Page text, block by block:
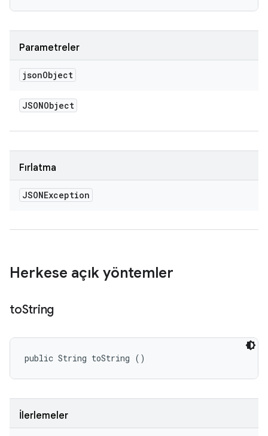
Parametreler
jsonObject
JSONObject
Fırlatma
JSONException
Herkese açık yöntemler
toString
public String toString ()
İlerlemeler